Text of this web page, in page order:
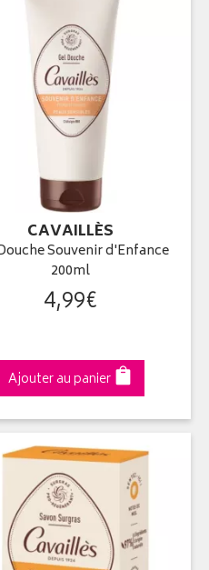
CAVAILLÈS
Souvenir d'Enfance
200ml
4,99€
Ajouter au panier